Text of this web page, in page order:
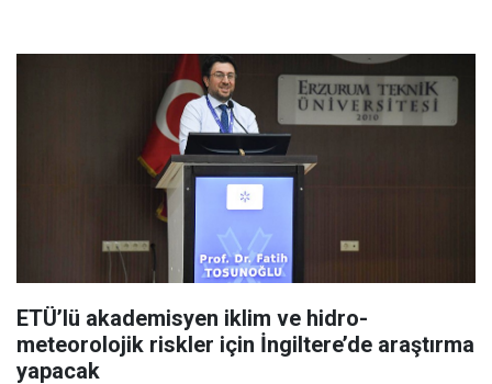
ETÜ’lü akademisyen iklim ve hidro-
meteorolojik riskler için İngiltere’de araştırma
yapacak